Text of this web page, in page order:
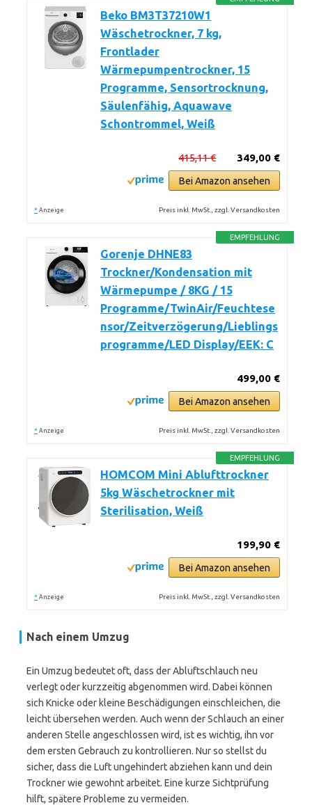
Beko BM3T37210W1
Wäschetrockner, 7 kg,
Frontlader
Wärmepumpentrockner, 15
Programme, Sensortrocknung,
Säulenfähig, Aquawave
Schontrommel, Weiß
349,00 €
415,11 €
Bei Amazon ansehen
* Anzeige Preis inkl. MwSt., zzgl. Versandkosten
EMPFEHLUNG
Gorenje DHNE83
Trockner/Kondensation mit
Wärmepumpe / 8KG / 15
Programme/TwinAir/Feuchtese
nsor/Zeitverzögerung/Lieblings
programme/LED Display/EEK: C
499,00 €
Bei Amazon ansehen
* Anzeige Preis inkl. MwSt., zzgl. Versandkosten
EMPFEHLUNG
HOMCOM Mini Ablufttrockner
5kg Wäschetrockner mit
Sterilisation, Weiß
199,90 €
Bei Amazon ansehen
* Anzeige Preis inkl. MwSt., zzgl. Versandkosten
Nach einem Umzug
Ein Umzug bedeutet oft, dass der Abluftschlauch neu
verlegt oder kurzzeitig abgenommen wird. Dabei können
sich Knicke oder kleine Beschädigungen einschleichen, die
leicht übersehen werden. Auch wenn der Schlauch an einer
anderen Stelle angeschlossen wird, ist es wichtig, ihn vor
dem ersten Gebrauch zu kontrollieren. Nur so stellst du
sicher, dass die Luft ungehindert abziehen kann und dein
Trockner wie gewohnt arbeitet. Eine kurze Sichtprüfung
hilft, spätere Probleme zu vermeiden.